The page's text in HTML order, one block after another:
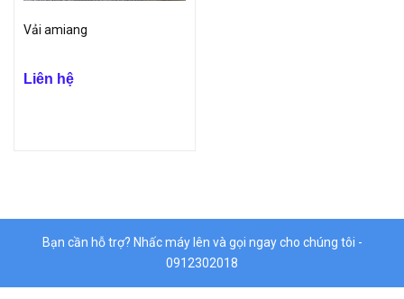
Vải amiang
Liên hệ
Bạn cần hỗ trợ? Nhấc máy lên và gọi ngay cho chúng tôi -
0912302018